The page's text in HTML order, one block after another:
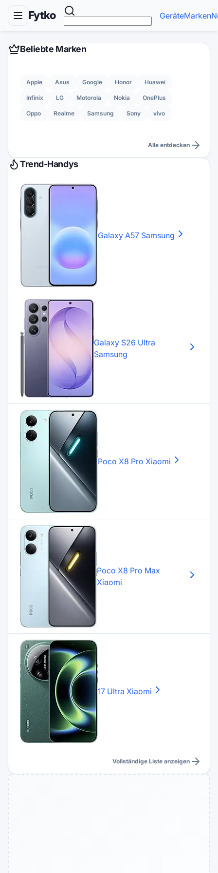
Fytko GeräteMarken
Beliebte Marken
Apple Asus Google Honor Huawei
Infinix LG Motorola Nokia OnePlus
Oppo Realme Samsung Sony vivo
Alle entdecken
Trend-Handys
Galaxy A57 Samsung
Galaxy S26 Ultra
Samsung
Poco X8 Pro Xiaomi
Poco X8 Pro Max
Xiaomi
17 Ultra Xiaomi
Vollständige Liste anzeigen